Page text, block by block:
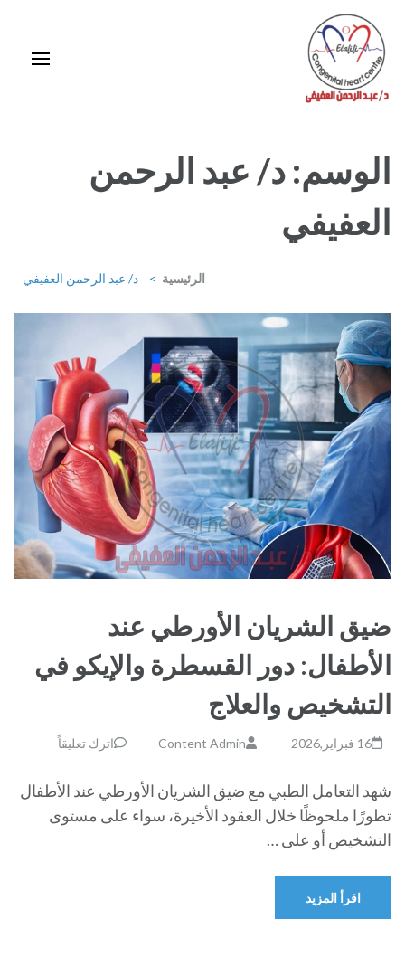
المحتوى
(اضغط
Enter)
الوسم:د/ عبد الرحمن
العفيفي
الرئيسية > د/ عبد الرحمن العفيفي
ضيق الشريان الأورطي عند
الأطفال: دور القسطرة والإيكو في
التشخيص والعلاج
16 فبراير,2026 Content Admin اترك تعليقاً
شهد التعامل الطبي مع ضيق الشريان الأورطي عند الأطفال
تطورًا ملحوظًا خلال العقود الأخيرة، سواء على مستوى
التشخيص أو على …
اقرأ المزيد